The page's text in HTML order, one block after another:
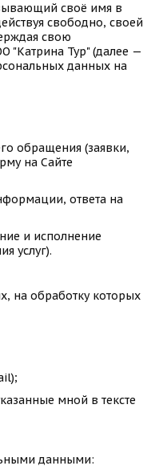
своё имя в
свободно, своей
свою
"Катрина Тур" (далее —
данных на
обращения (заявки,
на Сайте
ответа на
и исполнение
услуг).
на обработку которых
мной в тексте
данными: